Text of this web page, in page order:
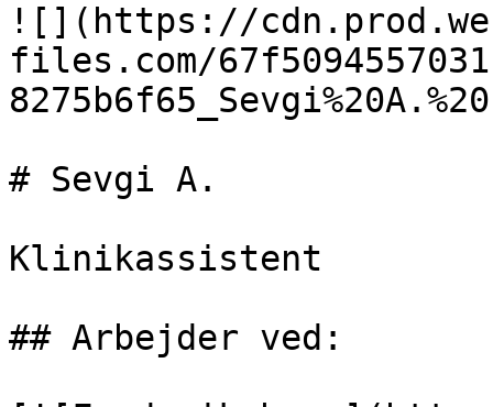
![](https://
files.com/
# Sevgi A.
Klinikassistent
## Arbejder ved: